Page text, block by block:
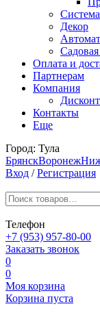
Декор
Оплата и
Партнерам
Компания
Контакты
Еще
Город: Тула
БрянскВоронеж
Вход / Регистрация
Телефон
+7 (953) 957-80-00
Заказать звонок
0
0
Моя корзина
Корзина пуста